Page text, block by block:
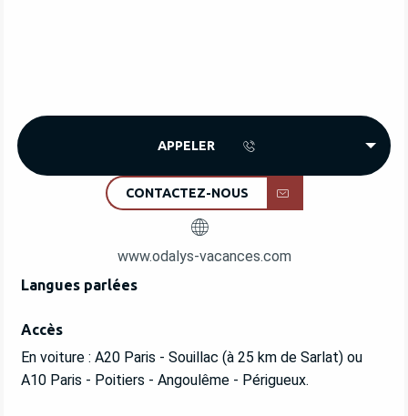
APPELER
CONTACTEZ-NOUS
www.odalys-vacances.com
Langues parlées
Langues parlées
Accès
Accès
En voiture : A20 Paris - Souillac (à 25 km de Sarlat) ou
A10 Paris - Poitiers - Angoulême - Périgueux.